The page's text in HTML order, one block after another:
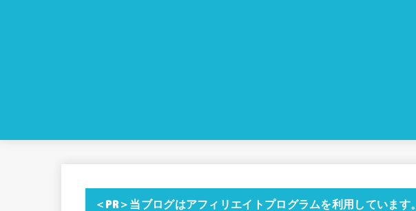
＜PR＞当ブログはアフィリエイトプログラムを利用しています。